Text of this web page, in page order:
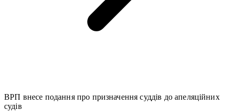
ВРП внесе подання про призначення суддів до апеляційних
судів